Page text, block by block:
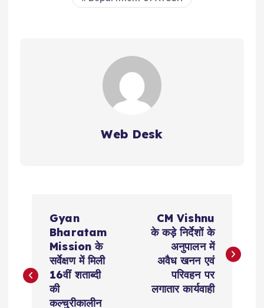
Web Desk
s
Gyan
Bharatam
Mission के
सर्वेक्षण में मिली
16वीं शताब्दी
की
कल्चुरीकालीन
CM Vishnu
के कड़े निर्देशों के
अनुपालन में
अवैध खनन एवं
परिवहन पर
लगातार कार्यवाही